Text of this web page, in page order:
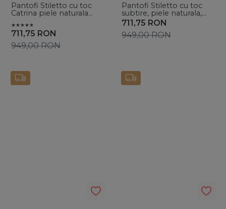
Pantofi Stiletto cu toc
Catrina piele naturala
711,75 RON
949,00RON
Pantofi Stiletto cu toc
subtire, piele naturala,
aurii
711,75 RON
949,00RON